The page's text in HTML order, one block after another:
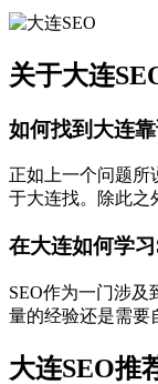
关于大连
如何找到大连
正如上一个问题所
于大连找。除此之
在大连如何学
SEO作为一门涉
量的经验还是需要
大连SEO推